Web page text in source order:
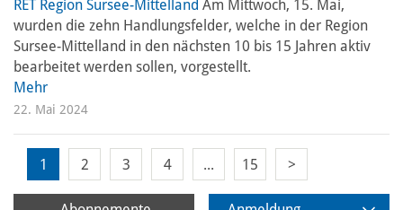
RET Region Sursee-Mittelland Am Mittwoch, 15. Mai,
wurden die zehn Handlungsfelder, welche in der Region
Sursee-Mittelland in den nächsten 10 bis 15 Jahren aktiv
bearbeitet werden sollen, vorgestellt.
Mehr
22. Mai 2024
1 2 3 4 ... 15 >